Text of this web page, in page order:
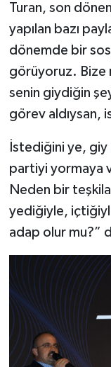
Turan, son
yapılan bazı
dönemde bir
görüyoruz. Bize
senin giydiğin
görev aldıysan,
İstediğini ye, giy
partiyi yormaya
Neden bir
yediğiyle,
adap olur mu?”